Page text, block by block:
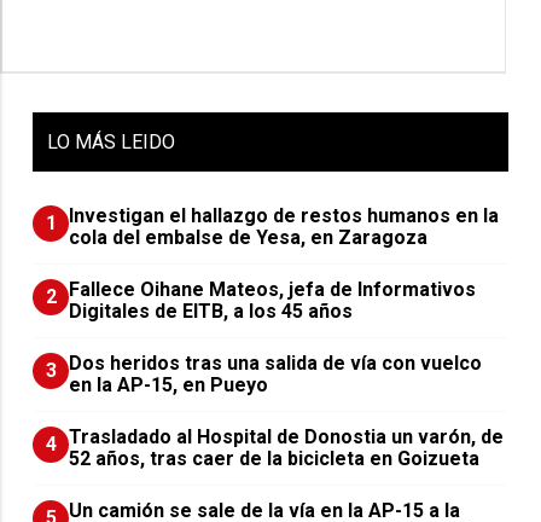
LO MÁS LEIDO
1
Investigan el hallazgo de restos humanos en la
cola del embalse de Yesa, en Zaragoza
2
Fallece Oihane Mateos, jefa de Informativos
Digitales de EITB, a los 45 años
3
Dos heridos tras una salida de vía con vuelco
en la AP-15, en Pueyo
4 Trasladado al Hospital de Donostia un varón, de
52 años, tras caer de la bicicleta en Goizueta
Un camión se sale de la vía en la AP-15 a la